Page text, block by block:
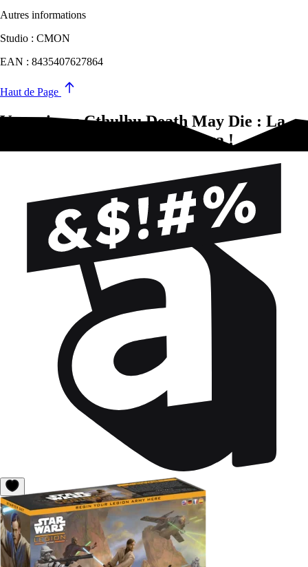
Autres informations
Studio : CMON
EAN : 8435407627864
Haut de Page
Vous aimez Cthulhu Death May Die : La
Chèvre Noire (Ext.)?Essayez-ça !